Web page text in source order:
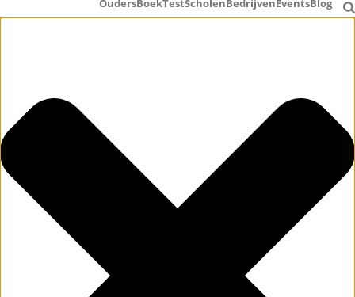
Beheer toestemming
OudersBoekTestScholen Bedrijven EventsBlog